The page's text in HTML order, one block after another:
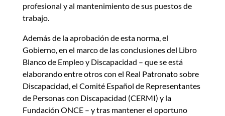
profesional y al mantenimiento de sus puestos de
trabajo.
Además de la aprobación de esta norma, el
Gobierno, en el marco de las conclusiones del Libro
Blanco de Empleo y Discapacidad – que se está
elaborando entre otros con el Real Patronato sobre
Discapacidad, el Comité Español de Representantes
de Personas con Discapacidad (CERMI) y la
Fundación ONCE – y tras mantener el oportuno